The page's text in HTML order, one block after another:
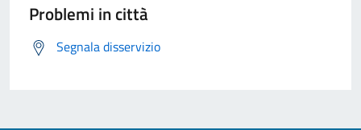
Problemi in città
Segnala disservizio